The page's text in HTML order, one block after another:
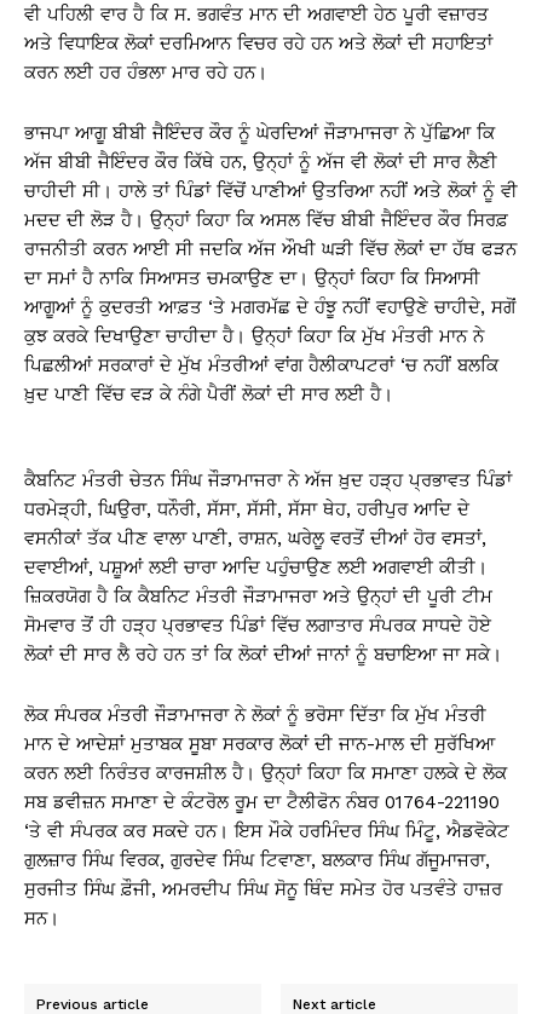
ਵੀ ਪਹਿਲੀ ਵਾਰ ਹੈ ਕਿ ਸ. ਭਗਵੰਤ ਮਾਨ ਦੀ ਅਗਵਾਈ ਹੇਠ ਪੂਰੀ ਵਜ਼ਾਰਤ
ਅਤੇ ਵਿਧਾਇਕ ਲੋਕਾਂ ਦਰਮਿਆਨ ਵਿਚਰ ਰਹੇ ਹਨ ਅਤੇ ਲੋਕਾਂ ਦੀ ਸਹਾਇਤਾਂ
ਕਰਨ ਲਈ ਹਰ ਹੰਭਲਾ ਮਾਰ ਰਹੇ ਹਨ।
ਭਾਜਪਾ ਆਗੂ ਬੀਬੀ ਜੈਇੰਦਰ ਕੌਰ ਨੂੰ ਘੇਰਦਿਆਂ ਜੌੜਾਮਾਜਰਾ ਨੇ ਪੁੱਛਿਆ ਕਿ
ਅੱਜ ਬੀਬੀ ਜੈਇੰਦਰ ਕੌਰ ਕਿੱਥੇ ਹਨ, ਉਨ੍ਹਾਂ ਨੂੰ ਅੱਜ ਵੀ ਲੋਕਾਂ ਦੀ ਸਾਰ ਲੈਣੀ
ਚਾਹੀਦੀ ਸੀ। ਹਾਲੇ ਤਾਂ ਪਿੰਡਾਂ ਵਿੱਚੋਂ ਪਾਣੀਆਂ ਉਤਰਿਆ ਨਹੀਂ ਅਤੇ ਲੋਕਾਂ ਨੂੰ ਵੀ
ਮਦਦ ਦੀ ਲੋੜ ਹੈ। ਉਨ੍ਹਾਂ ਕਿਹਾ ਕਿ ਅਸਲ ਵਿੱਚ ਬੀਬੀ ਜੈਇੰਦਰ ਕੌਰ ਸਿਰਫ਼
ਰਾਜਨੀਤੀ ਕਰਨ ਆਈ ਸੀ ਜਦਕਿ ਅੱਜ ਔਖੀ ਘੜੀ ਵਿੱਚ ਲੋਕਾਂ ਦਾ ਹੱਥ ਫੜਨ
ਦਾ ਸਮਾਂ ਹੈ ਨਾਕਿ ਸਿਆਸਤ ਚਮਕਾਉਣ ਦਾ। ਉਨ੍ਹਾਂ ਕਿਹਾ ਕਿ ਸਿਆਸੀ
ਆਗੂਆਂ ਨੂੰ ਕੁਦਰਤੀ ਆਫ਼ਤ ‘ਤੇ ਮਗਰਮੱਛ ਦੇ ਹੰਝੂ ਨਹੀਂ ਵਹਾਉਣੇ ਚਾਹੀਦੇ, ਸਗੋਂ
ਕੁਝ ਕਰਕੇ ਦਿਖਾਉਣਾ ਚਾਹੀਦਾ ਹੈ। ਉਨ੍ਹਾਂ ਕਿਹਾ ਕਿ ਮੁੱਖ ਮੰਤਰੀ ਮਾਨ ਨੇ
ਪਿਛਲੀਆਂ ਸਰਕਾਰਾਂ ਦੇ ਮੁੱਖ ਮੰਤਰੀਆਂ ਵਾਂਗ ਹੈਲੀਕਾਪਟਰਾਂ ‘ਚ ਨਹੀਂ ਬਲਕਿ
ਖ਼ੁਦ ਪਾਣੀ ਵਿੱਚ ਵੜ ਕੇ ਨੰਗੇ ਪੈਰੀਂ ਲੋਕਾਂ ਦੀ ਸਾਰ ਲਈ ਹੈ।
ਕੈਬਨਿਟ ਮੰਤਰੀ ਚੇਤਨ ਸਿੰਘ ਜੌੜਾਮਾਜਰਾ ਨੇ ਅੱਜ ਖ਼ੁਦ ਹੜ੍ਹ ਪ੍ਰਭਾਵਤ ਪਿੰਡਾਂ
ਧਰਮੇੜ੍ਹੀ, ਘਿਉਰਾ, ਧਨੌਰੀ, ਸੱਸਾ, ਸੱਸੀ, ਸੱਸਾ ਥੇਹ, ਹਰੀਪੁਰ ਆਦਿ ਦੇ
ਵਸਨੀਕਾਂ ਤੱਕ ਪੀਣ ਵਾਲਾ ਪਾਣੀ, ਰਾਸ਼ਨ, ਘਰੇਲੂ ਵਰਤੋਂ ਦੀਆਂ ਹੋਰ ਵਸਤਾਂ,
ਦਵਾਈਆਂ, ਪਸ਼ੂਆਂ ਲਈ ਚਾਰਾ ਆਦਿ ਪਹੁੰਚਾਉਣ ਲਈ ਅਗਵਾਈ ਕੀਤੀ।
ਜ਼ਿਕਰਯੋਗ ਹੈ ਕਿ ਕੈਬਨਿਟ ਮੰਤਰੀ ਜੌੜਾਮਾਜਰਾ ਅਤੇ ਉਨ੍ਹਾਂ ਦੀ ਪੂਰੀ ਟੀਮ
ਸੋਮਵਾਰ ਤੋਂ ਹੀ ਹੜ੍ਹ ਪ੍ਰਭਾਵਤ ਪਿੰਡਾਂ ਵਿੱਚ ਲਗਾਤਾਰ ਸੰਪਰਕ ਸਾਧਦੇ ਹੋਏ
ਲੋਕਾਂ ਦੀ ਸਾਰ ਲੈ ਰਹੇ ਹਨ ਤਾਂ ਕਿ ਲੋਕਾਂ ਦੀਆਂ ਜਾਨਾਂ ਨੂੰ ਬਚਾਇਆ ਜਾ ਸਕੇ।
ਲੋਕ ਸੰਪਰਕ ਮੰਤਰੀ ਜੌੜਾਮਾਜਰਾ ਨੇ ਲੋਕਾਂ ਨੂੰ ਭਰੋਸਾ ਦਿੱਤਾ ਕਿ ਮੁੱਖ ਮੰਤਰੀ
ਮਾਨ ਦੇ ਆਦੇਸ਼ਾਂ ਮੁਤਾਬਕ ਸੂਬਾ ਸਰਕਾਰ ਲੋਕਾਂ ਦੀ ਜਾਨ-ਮਾਲ ਦੀ ਸੁਰੱਖਿਆ
ਕਰਨ ਲਈ ਨਿਰੰਤਰ ਕਾਰਜਸ਼ੀਲ ਹੈ। ਉਨ੍ਹਾਂ ਕਿਹਾ ਕਿ ਸਮਾਣਾ ਹਲਕੇ ਦੇ ਲੋਕ
ਸਬ ਡਵੀਜ਼ਨ ਸਮਾਣਾ ਦੇ ਕੰਟਰੋਲ ਰੂਮ ਦਾ ਟੈਲੀਫੋਨ ਨੰਬਰ 01764-221190
‘ਤੇ ਵੀ ਸੰਪਰਕ ਕਰ ਸਕਦੇ ਹਨ। ਇਸ ਮੌਕੇ ਹਰਮਿੰਦਰ ਸਿੰਘ ਮਿੰਟੂ, ਐਡਵੋਕੇਟ
ਗੁਲਜ਼ਾਰ ਸਿੰਘ ਵਿਰਕ, ਗੁਰਦੇਵ ਸਿੰਘ ਟਿਵਾਣਾ, ਬਲਕਾਰ ਸਿੰਘ ਗੱਜੂਮਾਜਰਾ,
ਸੁਰਜੀਤ ਸਿੰਘ ਫ਼ੌਜੀ, ਅਮਰਦੀਪ ਸਿੰਘ ਸੋਨੂ ਥਿੰਦ ਸਮੇਤ ਹੋਰ ਪਤਵੰਤੇ ਹਾਜ਼ਰ
ਸਨ।
Previous article Next article